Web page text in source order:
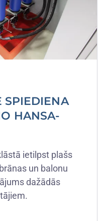
SPIEDIENA
HANSA-
ietilpst plašs
un balonu
dažādās